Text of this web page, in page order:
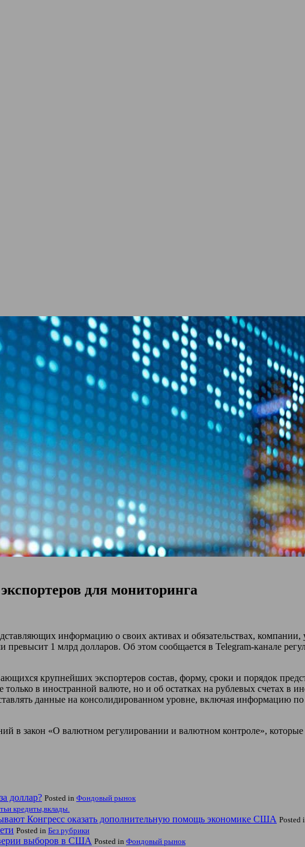
для мониторинга
информацию о своих активах и обязательствах, компании,
превысит 1 млрд долларов. Об этом сообщается в Telegram-канале
крупнейших экспортеров состав, форму, сроки и порядок
в иностранной валюте, но и об остатках на рублевых счетах в
данные на консолидированном уровне, включая информацию
в закон «О валютном регулировании и валютном контроле»,
доллар? Posted in Фондовый рынок
кредиты,вклады.
Конгресс оказать дополнительную помощь экономике США Posted
Posted in Без рубрики
выборов в США Posted in Фондовый рынок